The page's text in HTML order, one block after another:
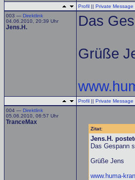
Profil || Private Message
003 — Direktlink
04.06.2010, 20:39 Uhr
Jens.H. Das
Grüße
Profil || Private Message
004 — Direktlink
05.06.2010, 06:57 Uhr
TranceMax
Zitat:
Jens.H.
Das Gespann
Grüße Jens
www.huma-